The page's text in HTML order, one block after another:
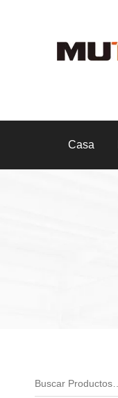
Casa